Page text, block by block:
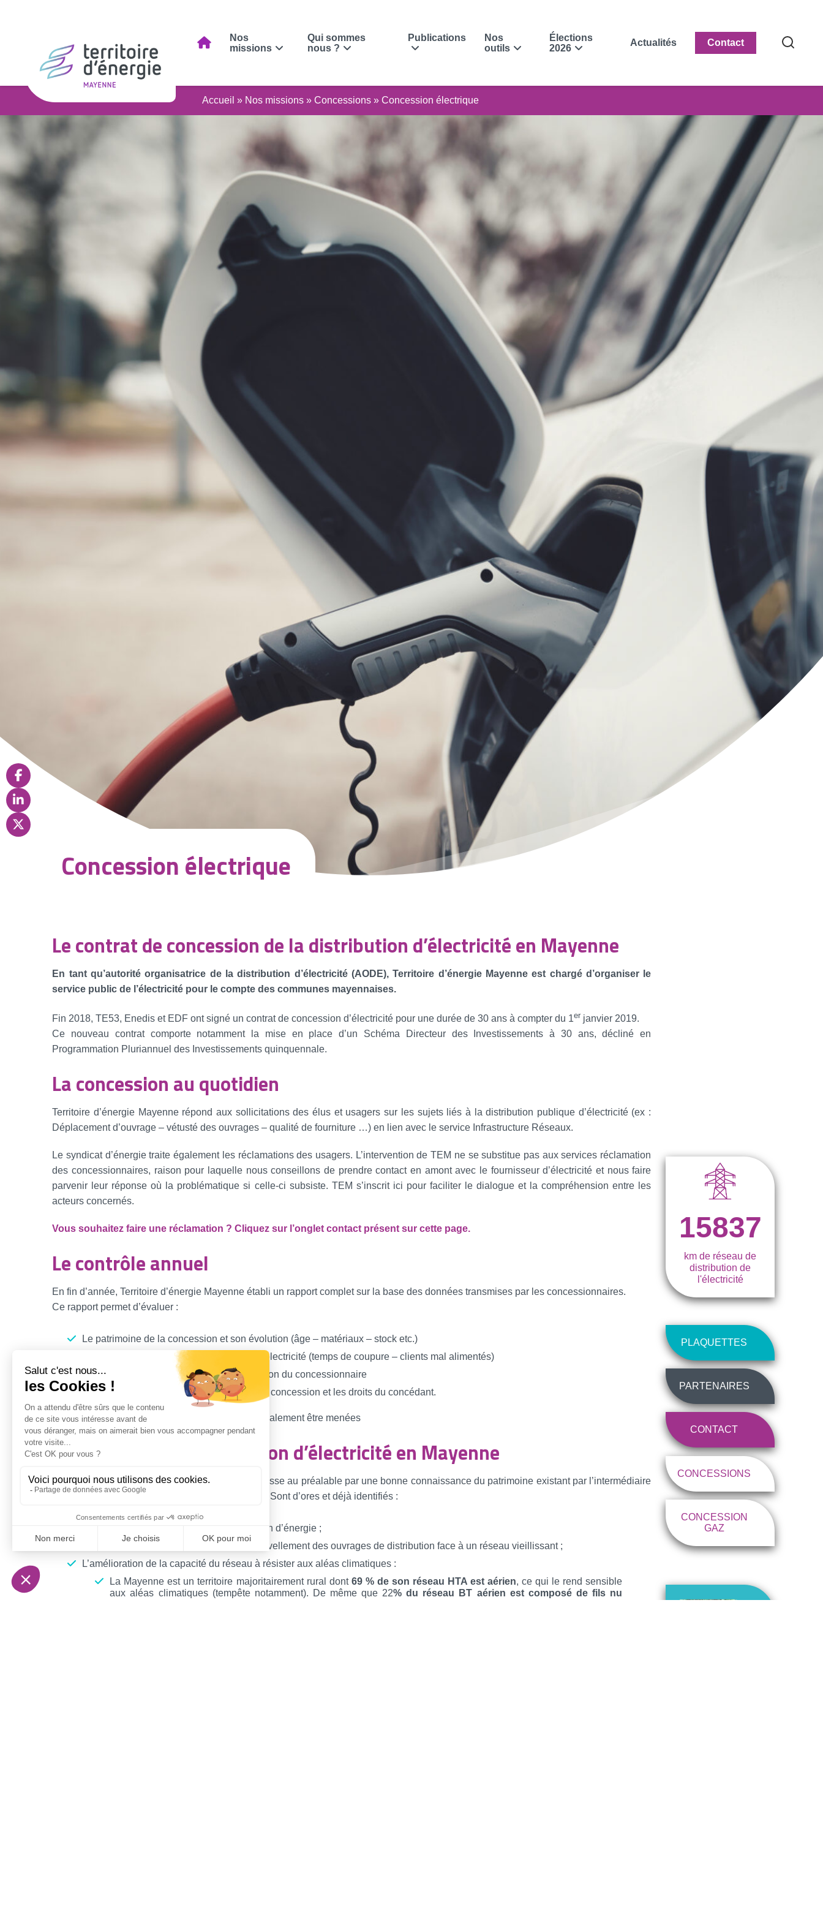
Nos
missions
Qui sommes
nous ?
Publications
Nos
outils
Élections
2026
Actualités Contact
Accueil » Nos missions » Concessions » Concession électrique
Concession électrique
Le contrat de concession de la distribution d’électricité en Mayenne
En tant qu’autorité organisatrice de la distribution d’électricité (AODE), Territoire d’énergie Mayenne est chargé d’organiser le
service public de l’électricité pour le compte des communes mayennaises.
Fin 2018, TE53, Enedis et EDF ont signé un contrat de concession d’électricité pour une durée de 30 ans à compter du 1er janvier 2019.
Ce nouveau contrat comporte notamment la mise en place d’un Schéma Directeur des Investissements à 30 ans, décliné en
Programmation Pluriannuel des Investissements quinquennale.
La concession au quotidien
Territoire d’énergie Mayenne répond aux sollicitations des élus et usagers sur les sujets liés à la distribution publique d’électricité (ex :
Déplacement d’ouvrage – vétusté des ouvrages – qualité de fourniture …) en lien avec le service Infrastructure Réseaux.
Le syndicat d’énergie traite également les réclamations des usagers. L’intervention de TEM ne se substitue pas aux services réclamation
des concessionnaires, raison pour laquelle nous conseillons de prendre contact en amont avec le fournisseur d’électricité et nous faire
parvenir leur réponse où la problématique si celle-ci subsiste. TEM s’inscrit ici pour faciliter le dialogue et la compréhension entre les
acteurs concernés.
Vous souhaitez faire une réclamation ? Cliquez sur l’onglet contact présent sur cette page.
Le contrôle annuel
En fin d’année, Territoire d’énergie Mayenne établi un rapport complet sur la base des données transmises par les concessionnaires.
Ce rapport permet d’évaluer :
Le patrimoine de la concession et son évolution (âge – matériaux – stock etc.)
La qualité et la continuité de distribution d’électricité (temps de coupure – clients mal alimentés)
La politique d’investissement et d’exploitation du concessionnaire
Les impacts financiers et comptables sur la concession et les droits du concédant.
Des missions de contrôles spécifiques peuvent également être menées
Les enjeux de la distribution d’électricité en Mayenne
L’établissement des enjeux pour notre territoire passe au préalable par une bonne connaissance du patrimoine existant par l’intermédiaire
d’un contrôle régulier de la concession électrique. Sont d’ores et déjà identifiés :
L’amélioration de la qualité de la distribution d’énergie ;
La poursuite des investissements de renouvellement des ouvrages de distribution face à un réseau vieillissant ;
L’amélioration de la capacité du réseau à résister aux aléas climatiques :
La Mayenne est un territoire majoritairement rural dont69 % de son réseau HTA est aérien, ce qui le rend sensible
aux aléas climatiques (tempête notamment). De même que 22% du réseau BT aérien est composé de fils nu
15837
km de réseau de
distribution de
l'électricité
PLAQUETTES
PARTENAIRES
CONTACT
CONCESSIONS
CONCESSION
GAZ